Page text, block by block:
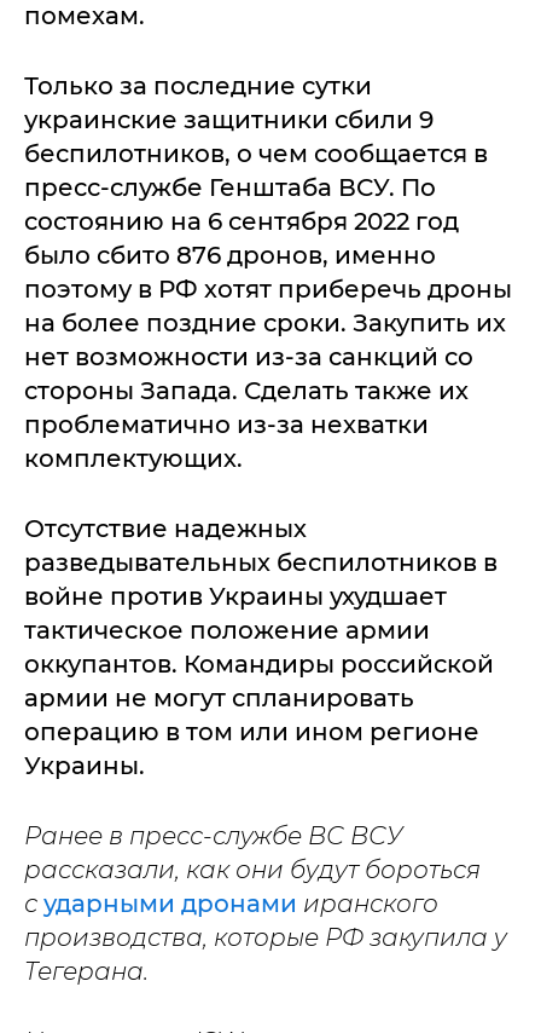
помехам.
Только за последние сутки
украинские защитники сбили 9
беспилотников, о чем сообщается в
пресс-службе Генштаба ВСУ. По
состоянию на 6 сентября 2022 год
было сбито 876 дронов, именно
поэтому в РФ хотят приберечь дроны
на более поздние сроки. Закупить их
нет возможности из-за санкций со
стороны Запада. Сделать также их
проблематично из-за нехватки
комплектующих.
Отсутствие надежных
разведывательных беспилотников в
войне против Украины ухудшает
тактическое положение армии
оккупантов. Командиры российской
армии не могут спланировать
операцию в том или ином регионе
Украины.
Ранее в пресс-службе ВС ВСУ
рассказали, как они будут бороться
с ударными дронами иранского
производства, которые РФ закупила у
Тегерана.